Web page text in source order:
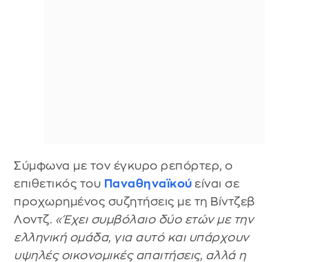
Σύμφωνα με τον έγκυρο ρεπόρτερ, ο
επιθετικός του Παναθηναϊκού είναι σε
προχωρημένος συζητήσεις με τη Βίντζεβ
Λοντζ. «Έχει συμβόλαιο δύο ετών με την
ελληνική ομάδα, για αυτό και υπάρχουν
υψηλές οικονομικές απαιτήσεις, αλλά η